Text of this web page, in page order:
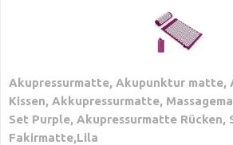
Akupressurmatte, Akupunktur matte,
Kissen, Akkupressurmatte,
Set Purple, Akupressurmatte Rücken,
Fakirmatte,Lila